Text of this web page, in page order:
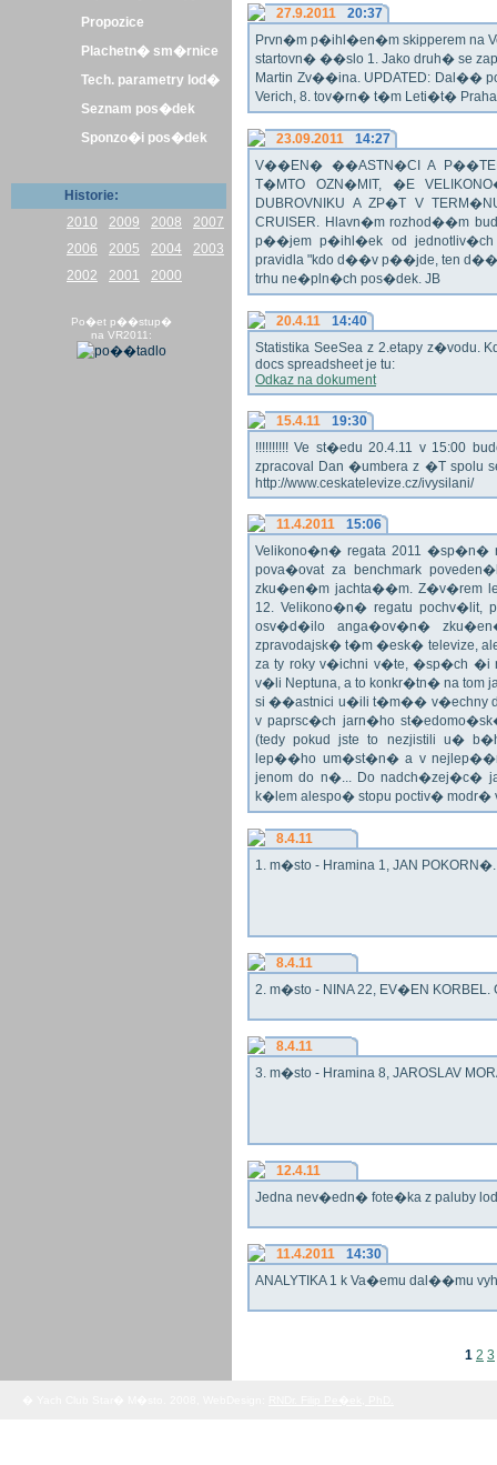
Propozice
Plachetn� sm�rnice
Tech. parametry lod�
Seznam pos�dek
Sponzo�i pos�dek
Historie:
2010
2009 2008
2007
2006
2005 2004
2003
2002
2001 2000
Po�et p��stup�
na VR2011:
27.9.2011
20:37
Prvn�m p�ihl�en�m skipperem na
startovn� ��slo 1. Jako druh� se
Martin Zv��ina. UPDATED: Dal��
Verich, 8. tov�rn� t�m Leti�t� Praha
23.09.2011
14:27
V��EN� ��ASTN�CI A
T�MTO OZN�MIT, �E
DUBROVNIKU A ZP�T V
CRUISER. Hlavn�m rozhod��m
p��jem p�ihl�ek od
pravidla "kdo d��v p��jde, ten
trhu ne�pln�ch pos�dek. JB
20.4.11
14:40
Statistika SeeSea z 2.etapy z�vodu.
docs spreadsheet je tu:
Odkaz na dokument
15.4.11
19:30
!!!!!!!!!! Ve st�edu 20.4.11 v 15:00
zpracoval Dan �umbera z �T spolu
http://www.ceskatelevize.cz/ivysilani/
11.4.2011
15:06
Velikono�n� regata 2011 �sp�n�
pova�ovat za benchmark
zku�en�m jachta��m. Z�v�rem
12. Velikono�n� regatu
osv�d�ilo anga�ov�n�
zpravodajsk� t�m �esk� televize,
za ty roky v�ichni v�te, �sp�ch
v�li Neptuna, a to konkr�tn� na tom
si ��astnici u�ili t�m�� v�echny
v paprsc�ch jarn�ho
(tedy pokud jste to nezjistili u�
lep��ho um�st�n� a v
jenom do n�... Do nadch�zej�c�
k�lem alespo� stopu poctiv�
8.4.11
1. m�sto - Hramina 1, JAN
8.4.11
2. m�sto - NINA 22, EV�EN KORBEL.
8.4.11
3. m�sto - Hramina 8, JAROSLAV
12.4.11
Jedna nev�edn� fote�ka z paluby
11.4.2011
14:30
ANALYTIKA 1 k Va�emu dal��mu
1 2 3